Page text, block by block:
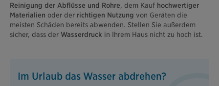
Reinigung der Abflüsse und Rohre, dem Kauf hochwertiger
Materialien oder der richtigen Nutzung von Geräten die
meisten Schäden bereits abwenden. Stellen Sie außerdem
sicher, dass der Wasserdruck in Ihrem Haus nicht zu hoch ist.
Im Urlaub das Wasser abdrehen?